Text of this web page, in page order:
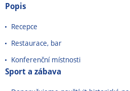
Popis
Recepce
Restaurace, bar
Konferenční místnosti
Sport a zábava